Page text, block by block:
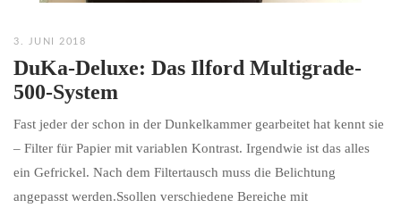
3. JUNI 2018
DuKa-Deluxe: Das Ilford Multigrade-
500-System
Fast jeder der schon in der Dunkelkammer gearbeitet hat kennt sie
– Filter für Papier mit variablen Kontrast. Irgendwie ist das alles
ein Gefrickel. Nach dem Filtertausch muss die Belichtung
angepasst werden.Ssollen verschiedene Bereiche mit